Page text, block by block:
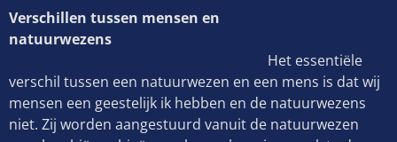
Verschillen tussen mensen en
natuurwezens
Het essentiële
verschil tussen een natuurwezen en een mens is dat wij
mensen een geestelijk ik hebben en de natuurwezens
niet. Zij worden aangestuurd vanuit de natuurwezen